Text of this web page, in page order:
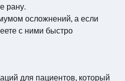
рану.
осложнений, а если
с ними быстро
для пациентов, который